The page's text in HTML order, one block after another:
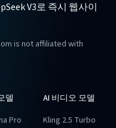
V3로 즉시 웹사이
is not affiliated with
델
Pro
AI 비디오 모델
Kling 2.5 Turbo